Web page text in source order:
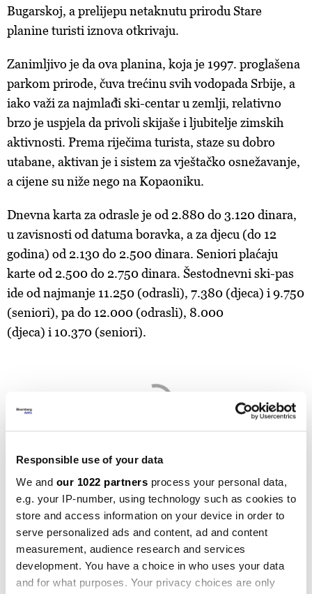
Responsible use of your data
We and our 1022 partners process your personal data,
e.g. your IP-number, using technology such as cookies to
store and access information on your device in order to
serve personalized ads and content, ad and content
measurement, audience research and services
development. You have a choice in who uses your data
and for what purposes. Your privacy choices are only
Bugarskoj, a prelijepu netaknutu prirodu Stare
planine turisti iznova otkrivaju.
Zanimljivo je da ova planina, koja je 1997. proglašena
parkom prirode, čuva trećinu svih vodopada Srbije, a
iako važi za najmlađi ski-centar u zemlji, relativno
brzo je uspjela da privoli skijaše i ljubitelje zimskih
aktivnosti. Prema riječima turista, staze su dobro
utabane, aktivan je i sistem za vještačko osnežavanje,
a cijene su niže nego na Kopaoniku.
Dnevna karta za odrasle je od 2.880 do 3.120 dinara,
u zavisnosti od datuma boravka, a za djecu (do 12
godina) od 2.130 do 2.500 dinara. Seniori plaćaju
karte od 2.500 do 2.750 dinara. Šestodnevni ski-pas
ide od najmanje 11.250 (odrasli), 7.380 (djeca) i 9.750
(seniori), pa do 12.000 (odrasli), 8.000
(djeca) i 10.370 (seniori).
Tara i Divčibare nisu skijaške destinacije, ali
supopularne zbog prirodnog okruženja, rekreacije,
organizovanih šetnji i izleta, uživanja u mirnom
ambijentu.